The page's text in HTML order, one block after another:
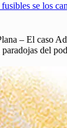
fusibles se los
– El caso
del